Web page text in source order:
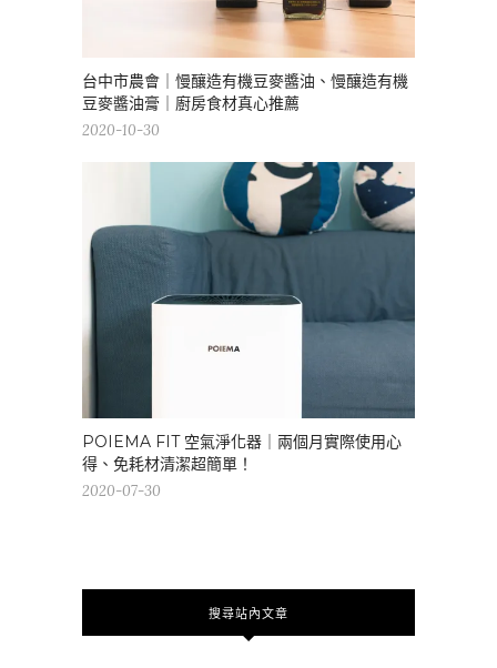
台中市農會｜慢釀造有機豆麥醬油、慢釀造有機
豆麥醬油膏｜廚房食材真心推薦
2020-10-30
POIEMA FIT 空氣淨化器｜兩個月實際使用心
得、免耗材清潔超簡單！
2020-07-30
搜尋站內文章